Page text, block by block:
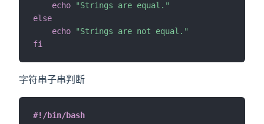
echo
"Strings are equal."
else
echo
"Strings are not equal."
fi
字符串子串判断
#!/bin/bash